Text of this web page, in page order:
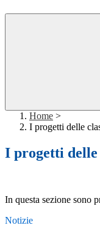
Home >
I progetti delle
I progetti delle
In questa sezione sono
Notizie